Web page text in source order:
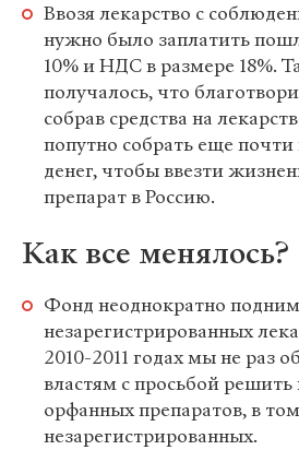
Ввозя лекарство с
нужно было заплатить
10% и НДС в размере 18%.
получалось, что
собрав средства на
попутно собрать еще
денег, чтобы ввезти
препарат в Россию.
Как все менялось?
Фонд неоднократно
незарегистрированных
2010-2011 годах мы не раз
властям с просьбой
орфанных препаратов, в
незарегистрированных.